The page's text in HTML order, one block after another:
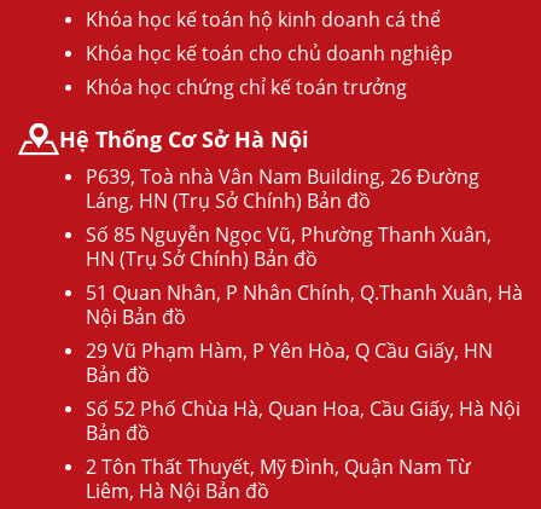
Khóa học kế toán hộ kinh doanh cá thể
Khóa học kế toán cho chủ doanh nghiệp
Khóa học chứng chỉ kế toán trưởng
Hệ Thống Cơ Sở Hà Nội
P639, Toà nhà Vân Nam Building, 26 Đường
Láng, HN (Trụ Sở Chính) Bản đồ
Số 85 Nguyễn Ngọc Vũ, Phường Thanh Xuân,
HN (Trụ Sở Chính) Bản đồ
51 Quan Nhân, P Nhân Chính, Q.Thanh Xuân, Hà
Nội Bản đồ
29 Vũ Phạm Hàm, P Yên Hòa, Q Cầu Giấy, HN
Bản đồ
Số 52 Phố Chùa Hà, Quan Hoa, Cầu Giấy, Hà Nội
Bản đồ
2 Tôn Thất Thuyết, Mỹ Đình, Quận Nam Từ
Liêm, Hà Nội Bản đồ